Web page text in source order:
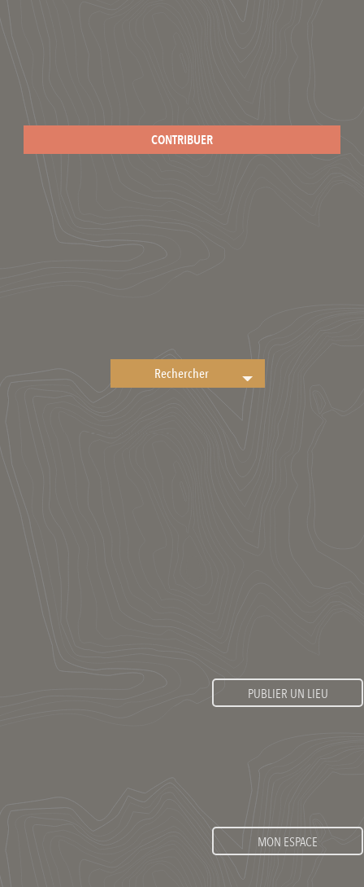
CONTRIBUER
PUBLIER UN LIEU
MON ESPACE